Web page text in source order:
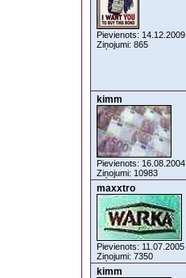
Pievienots: 14.12.2009
Ziņojumi: 865
kimm
Pievienots: 16.08.2004
Ziņojumi: 10983
maxxtro
Pievienots: 11.07.2005
Ziņojumi: 7350
kimm